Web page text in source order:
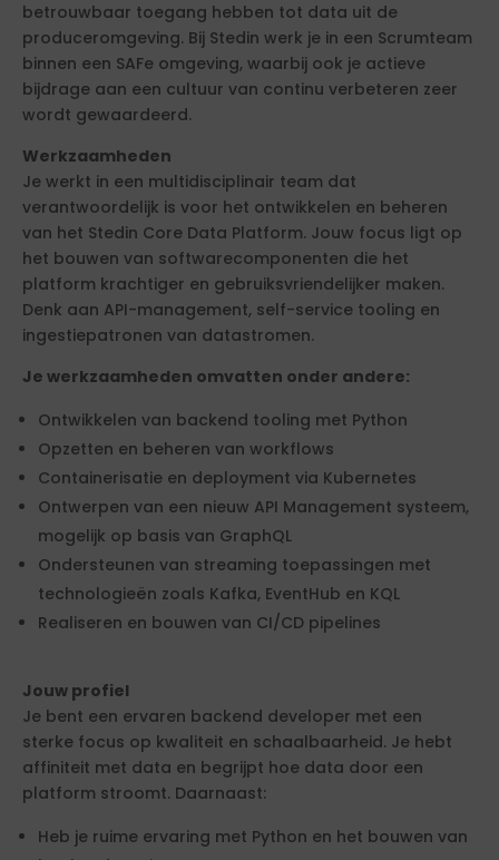
betrouwbaar toegang hebben tot data uit de
produceromgeving. Bij Stedin werk je in een Scrumteam
binnen een SAFe omgeving, waarbij ook je actieve
bijdrage aan een cultuur van continu verbeteren zeer
wordt gewaardeerd.
Werkzaamheden
Je werkt in een multidisciplinair team dat
verantwoordelijk is voor het ontwikkelen en beheren
van het Stedin Core Data Platform. Jouw focus ligt op
het bouwen van softwarecomponenten die het
platform krachtiger en gebruiksvriendelijker maken.
Denk aan API-management, self-service tooling en
ingestiepatronen van datastromen.
Je werkzaamheden omvatten onder andere:
Ontwikkelen van backend tooling met Python
Opzetten en beheren van workflows
Containerisatie en deployment via Kubernetes
Ontwerpen van een nieuw API Management systeem,
mogelijk op basis van GraphQL
Ondersteunen van streaming toepassingen met
technologieën zoals Kafka, EventHub en KQL
Realiseren en bouwen van CI/CD pipelines
Jouw profiel
Je bent een ervaren backend developer met een
sterke focus op kwaliteit en schaalbaarheid. Je hebt
affiniteit met data en begrijpt hoe data door een
platform stroomt. Daarnaast:
Heb je ruime ervaring met Python en het bouwen van